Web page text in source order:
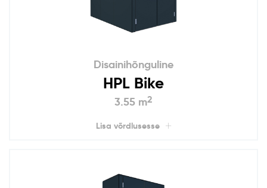
Disainihõnguline
HPL Bike
3.55 m2
Lisa võrdlusesse